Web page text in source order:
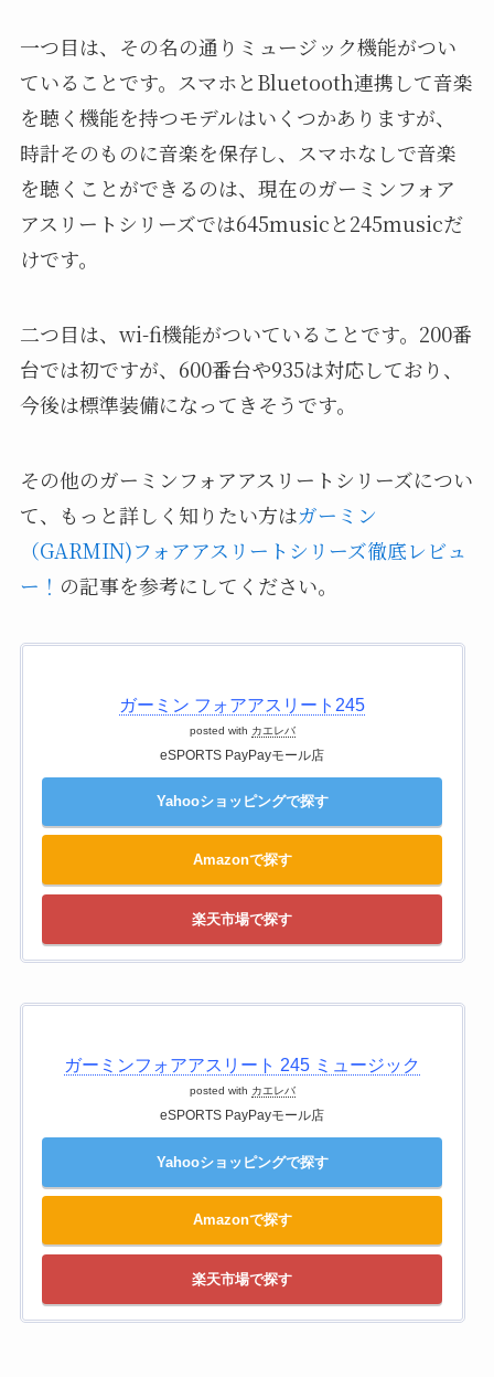
一つ目は、その名の通りミュージック機能がつい
ていることです。スマホとBluetooth連携して音楽
を聴く機能を持つモデルはいくつかありますが、
時計そのものに音楽を保存し、スマホなしで音楽
を聴くことができるのは、現在のガーミンフォア
アスリートシリーズでは645musicと245musicだ
けです。
二つ目は、wi-fi機能がついていることです。200番
台では初ですが、600番台や935は対応しており、
今後は標準装備になってきそうです。
その他のガーミンフォアアスリートシリーズについ
て、もっと詳しく知りたい方はガーミン
（GARMIN)フォアアスリートシリーズ徹底レビュ
ー！ の記事を参考にしてください。
ガーミン フォアアスリート245
posted with カエレバ
eSPORTS PayPayモール店
Yahooショッピングで探す
Amazonで探す
楽天市場で探す
ガーミンフォアアスリート 245 ミュージック
posted with カエレバ
eSPORTS PayPayモール店
Yahooショッピングで探す
Amazonで探す
楽天市場で探す